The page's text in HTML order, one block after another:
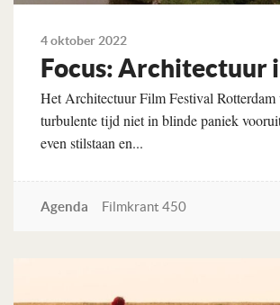
4 oktober 2022
Focus: Architectuur
Het Architectuur Film Festival
turbulente tijd niet in blinde paniek
even stilstaan en...
Agenda Filmkrant 450